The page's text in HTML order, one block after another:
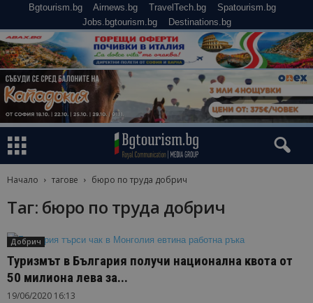
Bgtourism.bg Airnews.bg TravelTech.bg
Spatourism.bg
Jobs.bgtourism.bg
Destinations.bg
Начало тагове бюро по труда добрич
Таг: бюро по труда добрич
Добрич
Туризмът в България получи национална квота от
50 милиона лева за...
19/06/2020 16:13